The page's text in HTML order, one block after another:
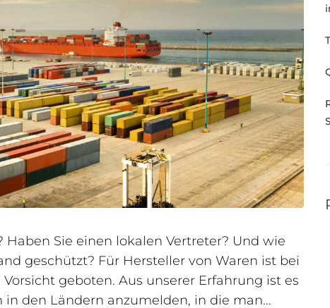
Sie einen lokalen Vertreter? Und wie
geschützt? Für Hersteller von Waren ist bei
geboten. Aus unserer Erfahrung ist es
den Ländern anzumelden, in die man...